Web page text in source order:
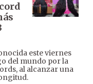
este viernes
del mundo por la
al alcanzar una